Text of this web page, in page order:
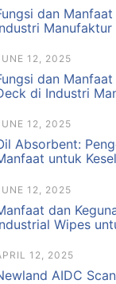
dan
Manufaktur
12, 2025
dan
di Industri
12, 2025
Absorbent:
untuk
12, 2025
dan
Wipes
12, 2025
AIDC